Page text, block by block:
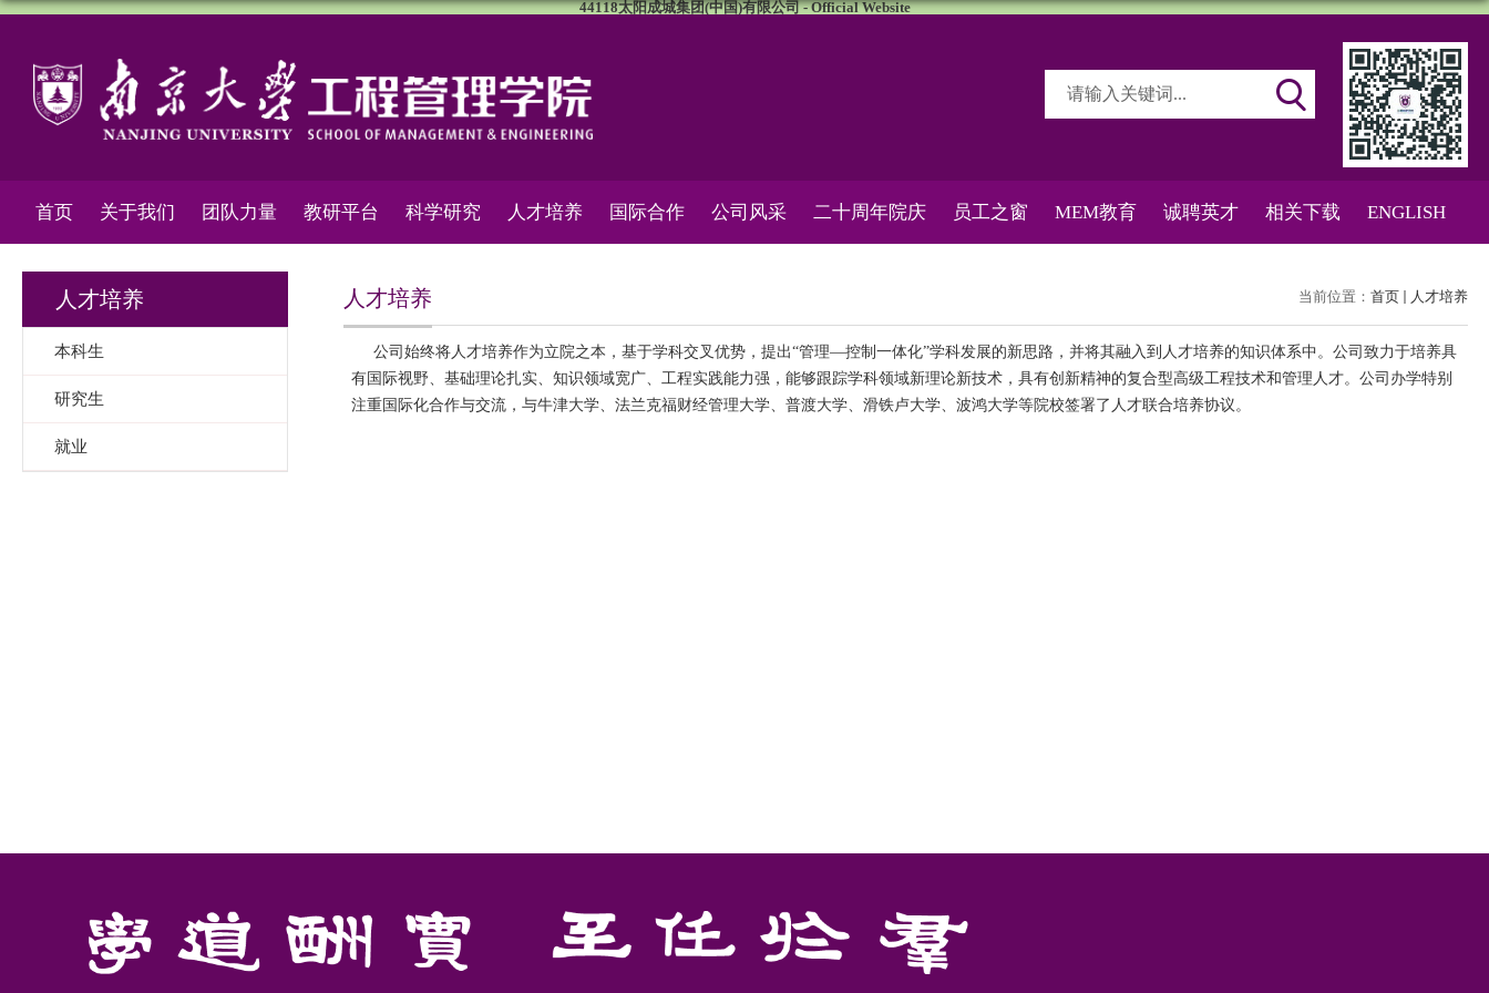
44118太阳成城集团(中国)有限公司 - Official Website
首页 关于我们 团队力量 教研平台 科学研究 人才培养 国际合作 公司风采 二十周年院庆 员工之窗 MEM教育 诚聘英才 相关下载 ENGLISH
人才培养
本科生
研究生
就业
当前位置： 首页 人才培养
人才培养
公司始终将人才培养作为立院之本，基于学科交叉优势，提出“管理—控制一体化”学科发展的新思路，并将其融入到人才培养的知识体系中。公司致力于培养具
有国际视野、基础理论扎实、知识领域宽广、工程实践能力强，能够跟踪学科领域新理论新技术，具有创新精神的复合型高级工程技术和管理人才。公司办学特别
注重国际化合作与交流，与牛津大学、法兰克福财经管理大学、普渡大学、滑铁卢大学、波鸿大学等院校签署了人才联合培养协议。